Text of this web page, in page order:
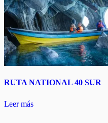
RUTA NATIONAL 40 SUR
Leer más